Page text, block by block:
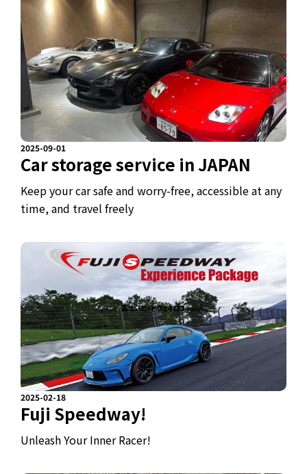
2025-09-01
Car storage service in JAPAN
Keep your car safe and worry-free, accessible at any
time, and travel freely
2025-02-18
Fuji Speedway!
Unleash Your Inner Racer!